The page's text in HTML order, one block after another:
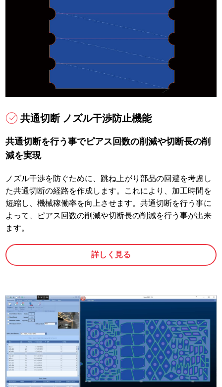
共通切断 ノズル干渉防止機能
共通切断を行う事でピアス回数の削減や切断長の削
減を実現
ノズル干渉を防ぐために、跳ね上がり部品の回避を考慮し
た共通切断の経路を作成します。これにより、加工時間を
短縮し、機械稼働率を向上させます。共通切断を行う事に
よって、ピアス回数の削減や切断長の削減を行う事が出来
ます。
詳しく見る